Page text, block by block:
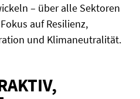
– über alle Sektoren
auf Resilienz,
und Klimaneutralität.